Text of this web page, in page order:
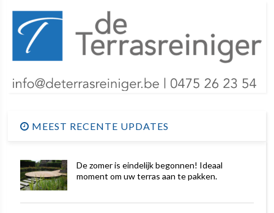
MEEST RECENTE UPDATES
De zomer is eindelijk begonnen! Ideaal
moment om uw terras aan te pakken.